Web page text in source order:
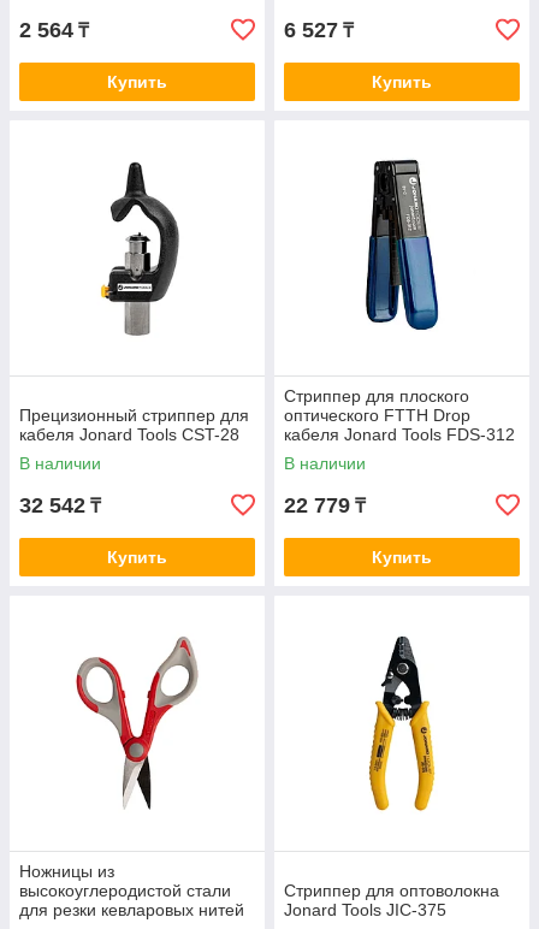
2 564 ₸
Купить
6 527 ₸
Купить
Прецизионный стриппер для
кабеля Jonard Tools CST-28
В наличии
32 542 ₸
Купить
Стриппер для плоского
оптического FTTH Drop
кабеля Jonard Tools FDS-312
В наличии
22 779 ₸
Купить
Ножницы из
высокоуглеродистой стали
для резки кевларовых нитей
Стриппер для оптоволокна
Jonard Tools JIC-375